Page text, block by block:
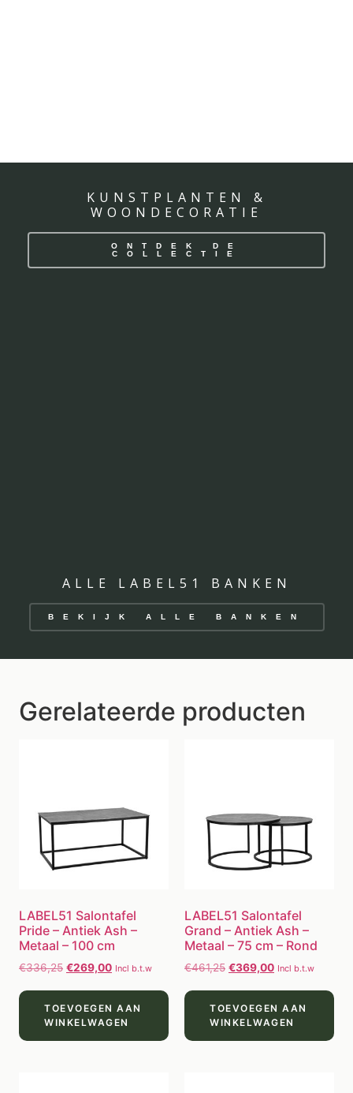
KUNSTPLANTEN &
WOONDECORATIE
ONTDEK DE
COLLECTIE
ALLE LABEL51 BANKEN
BEKIJK ALLE BANKEN
Gerelateerde producten
LABEL51 Salontafel
Pride – Antiek Ash –
Metaal – 100 cm
€336,25 €269,00 Incl b.t.w
TOEVOEGEN AAN
WINKELWAGEN
LABEL51 Salontafel
Grand – Antiek Ash –
Metaal – 75 cm – Rond
€461,25 €369,00 Incl b.t.w
TOEVOEGEN AAN
WINKELWAGEN